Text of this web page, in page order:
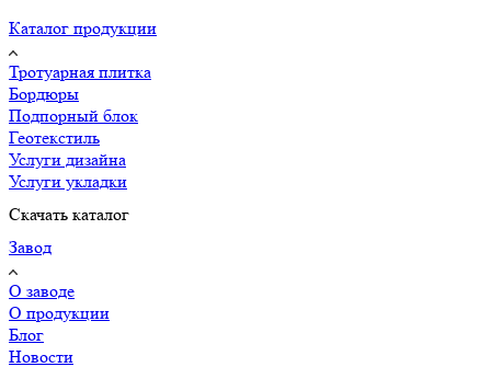
Каталог продукции
Тротуарная плитка
Бордюры
Подпорный блок
Геотекстиль
Услуги дизайна
Услуги укладки
Скачать каталог
Завод
О заводе
О продукции
Блог
Новости